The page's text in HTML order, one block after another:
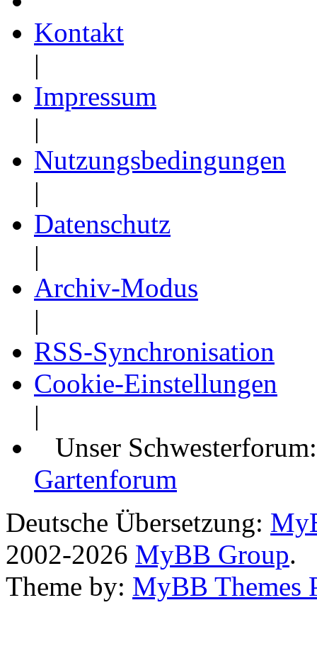
Kontakt
|
Impressum
|
Nutzungsbedingungen
|
Datenschutz
|
Archiv-Modus
|
RSS-Synchronisation
Cookie-Einstellungen
|
Unser
Gartenforum
Deutsche Übersetzung:
2002-2026 MyBB Group.
Theme by: MyBB Themes